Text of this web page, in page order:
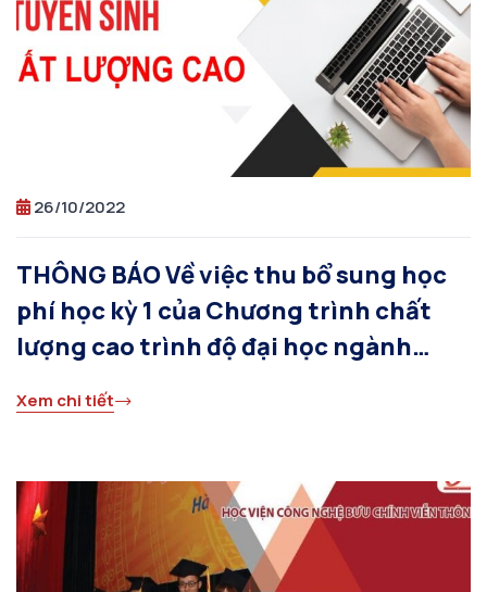
26/10/2022
THÔNG BÁO Về việc thu bổ sung học
phí học kỳ 1 của Chương trình chất
lượng cao trình độ đại học ngành
Công nghệ thông tin khóa 2022
(Theo TT23)
Xem chi tiết